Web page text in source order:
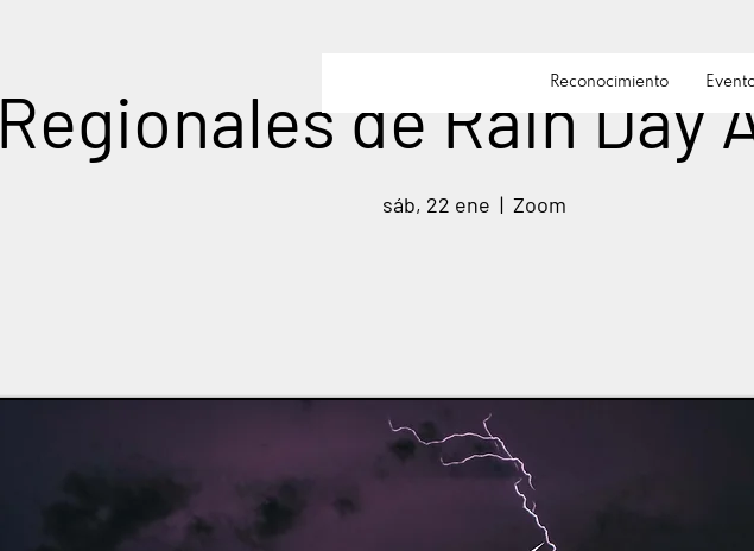
Reconocimiento
Regionales de Rain Day
sáb, 22 ene
  |
Zoom